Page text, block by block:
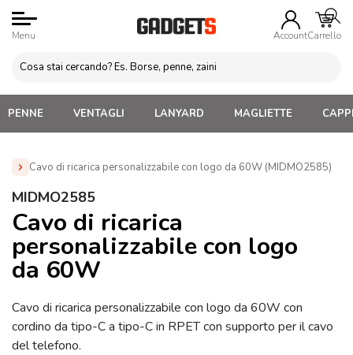
Menu AccountCarrello
PENNE VENTAGLI LANYARD MAGLIETTE
Cavo di ricarica personalizzabile con logo da 60W (MIDMO2585)
Home » Gadget Tecnologici Personalizzati
Personalizzati
Porta Cellulare da Collo Personalizzati
Cavo di ricarica personalizzabile con logo da 60W
(MIDMO2585)
MIDMO2585
Cavo di ricarica
personalizzabile con logo
da 60W
Cavo di ricarica personalizzabile con logo da 60W con
cordino da tipo-C a tipo-C in RPET con supporto per il cavo
del telefono.